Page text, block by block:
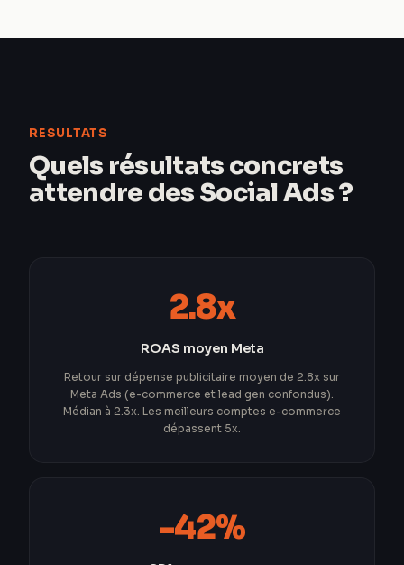
RESULTATS
Quels résultats concrets
attendre des Social Ads ?
2.8x
ROAS moyen Meta
Retour sur dépense publicitaire moyen de 2.8x sur
Meta Ads (e-commerce et lead gen confondus).
Médian à 2.3x. Les meilleurs comptes e-commerce
dépassent 5x.
-42%